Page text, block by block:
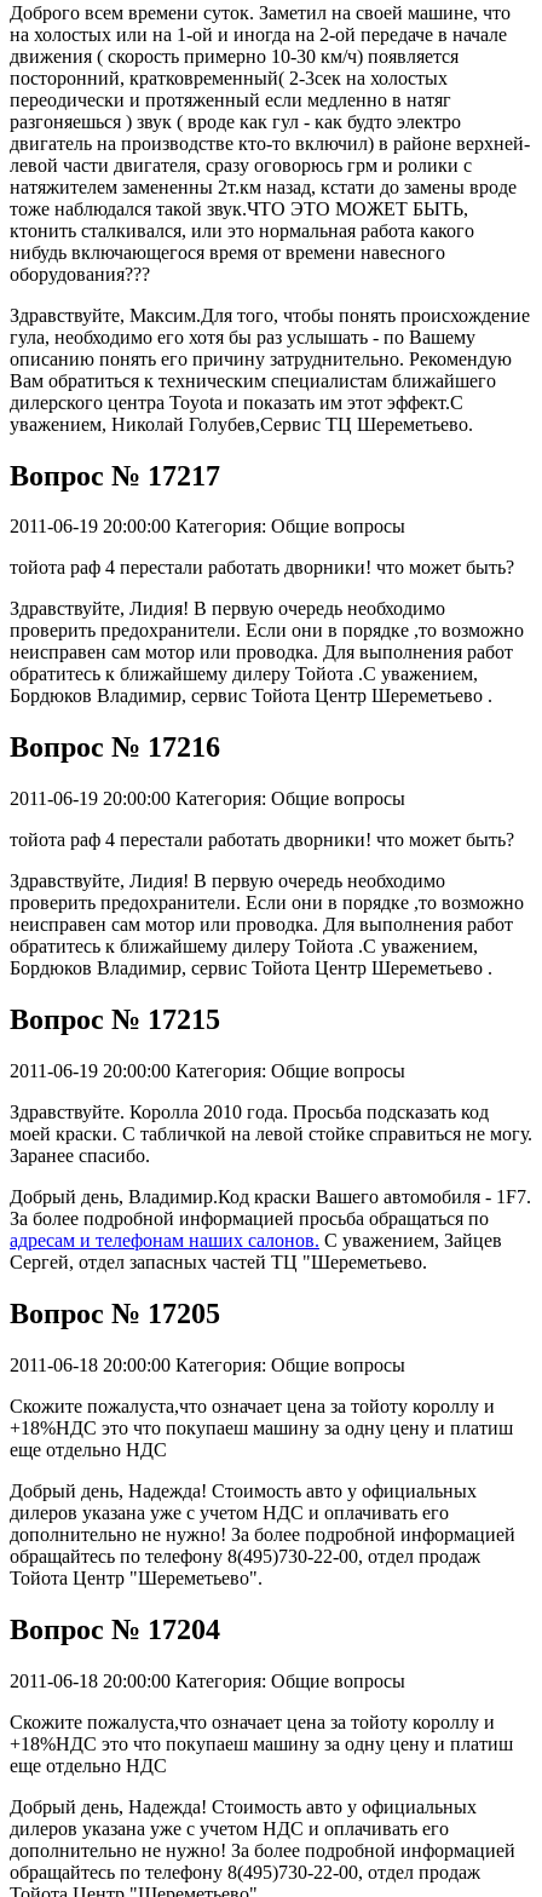
Доброго всем времени суток. Заметил на своей машине, что
на холостых или на 1-ой и иногда на 2-ой передаче в начале
движения ( скорость примерно 10-30 км/ч) появляется
посторонний, кратковременный( 2-3сек на холостых
переодически и протяженный если медленно в натяг
разгоняешься ) звук ( вроде как гул - как будто электро
двигатель на производстве кто-то включил) в районе верхней-
левой части двигателя, сразу оговорюсь грм и ролики с
натяжителем замененны 2т.км назад, кстати до замены вроде
тоже наблюдался такой звук.ЧТО ЭТО МОЖЕТ БЫТЬ,
ктонить сталкивался, или это нормальная работа какого
нибудь включающегося время от времени навесного
оборудования???
Здравствуйте, Максим.Для того, чтобы понять происхождение
гула, необходимо его хотя бы раз услышать - по Вашему
описанию понять его причину затруднительно. Рекомендую
Вам обратиться к техническим специалистам ближайшего
дилерского центра Toyota и показать им этот эффект.С
уважением, Николай Голубев,Сервис ТЦ Шереметьево.
Вопрос № 17217
2011-06-19 20:00:00 Категория: Общие вопросы
тойота раф 4 перестали работать дворники! что может быть?
Здравствуйте, Лидия! В первую очередь необходимо
проверить предохранители. Если они в порядке ,то возможно
неисправен сам мотор или проводка. Для выполнения работ
обратитесь к ближайшему дилеру Тойота .С уважением,
Бордюков Владимир, сервис Тойота Центр Шереметьево .
Вопрос № 17216
2011-06-19 20:00:00 Категория: Общие вопросы
тойота раф 4 перестали работать дворники! что может быть?
Здравствуйте, Лидия! В первую очередь необходимо
проверить предохранители. Если они в порядке ,то возможно
неисправен сам мотор или проводка. Для выполнения работ
обратитесь к ближайшему дилеру Тойота .С уважением,
Бордюков Владимир, сервис Тойота Центр Шереметьево .
Вопрос № 17215
2011-06-19 20:00:00 Категория: Общие вопросы
Здравствуйте. Королла 2010 года. Просьба подсказать код
моей краски. С табличкой на левой стойке справиться не могу.
Заранее спасибо.
Добрый день, Владимир.Код краски Вашего автомобиля - 1F7.
За более подробной информацией просьба обращаться по
адресам и телефонам наших салонов. С уважением, Зайцев
Сергей, отдел запасных частей ТЦ "Шереметьево.
Вопрос № 17205
2011-06-18 20:00:00 Категория: Общие вопросы
Скожите пожалуста,что означает цена за тойоту короллу и
+18%НДС это что покупаеш машину за одну цену и платиш
еще отдельно НДС
Добрый день, Надежда! Стоимость авто у официальных
дилеров указана уже с учетом НДС и оплачивать его
дополнительно не нужно! За более подробной информацией
обращайтесь по телефону 8(495)730-22-00, отдел продаж
Тойота Центр "Шереметьево".
Вопрос № 17204
2011-06-18 20:00:00 Категория: Общие вопросы
Скожите пожалуста,что означает цена за тойоту короллу и
+18%НДС это что покупаеш машину за одну цену и платиш
еще отдельно НДС
Добрый день, Надежда! Стоимость авто у официальных
дилеров указана уже с учетом НДС и оплачивать его
дополнительно не нужно! За более подробной информацией
обращайтесь по телефону 8(495)730-22-00, отдел продаж